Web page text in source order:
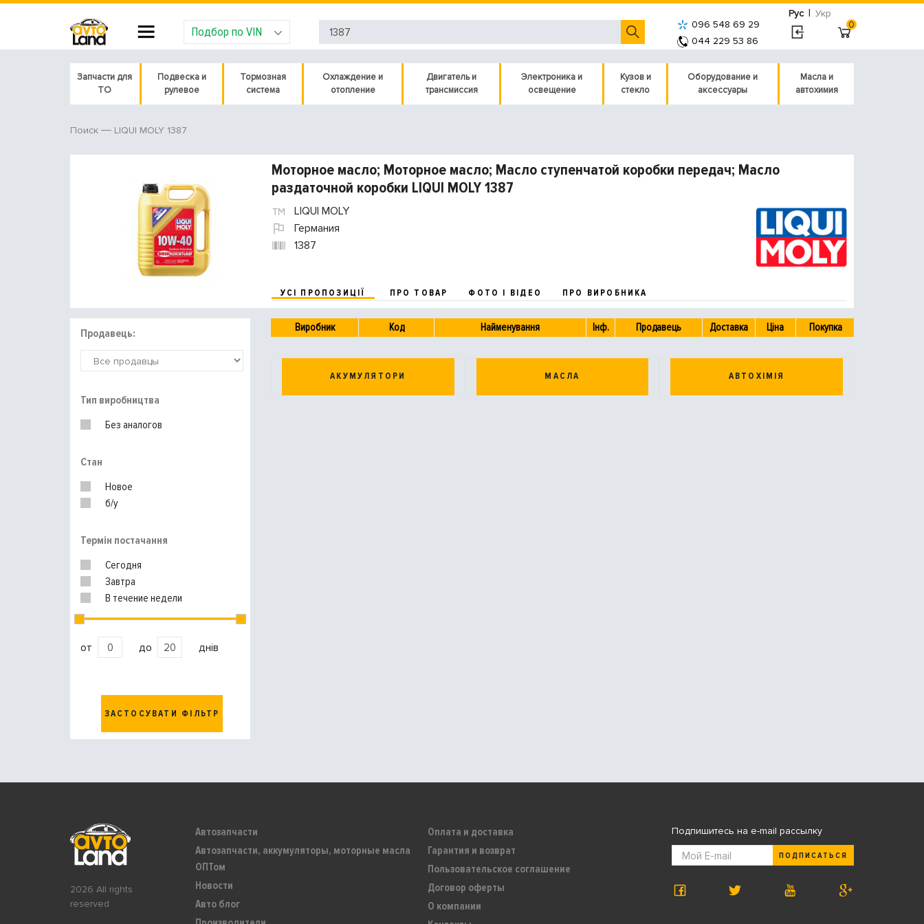
Рус | Укр
Подбор по VIN
096 548 69 29
044 229 53 86
0
Запчасти для
ТО
Подвеска и
рулевое
Тормозная
система
Охлаждение и
отопление
Двигатель и
трансмиссия
Электроника и
освещение
Кузов и
стекло
Оборудование и
аксессуары
Масла и
автохимия
Поиск LIQUI MOLY 1387
Моторное масло; Моторное масло; Масло ступенчатой коробки передач; Масло
раздаточной коробки LIQUI MOLY 1387
LIQUI MOLY
Германия
1387
УСІ ПРОПОЗИЦІЇ ПРО ТОВАР ФОТО І ВІДЕО ПРО ВИРОБНИКА
Продавець:
Тип виробництва
Без аналогов
Стан
Новое
б/у
Термін постачання
Сегодня
Завтра
В течение недели
от до днів
ЗАСТОСУВАТИ ФІЛЬТР
Виробник Код Найменування Інф. Продавець Доставка Ціна Покупка
АКУМУЛЯТОРИ МАСЛА АВТОХІМІЯ
2026 All rights
reserved
Автозапчасти
Автозапчасти, аккумуляторы, моторные масла
ОПТом
Новости
Авто блог
Оплата и доставка
Гарантия и возврат
Пользовательское соглашение
Договор оферты
О компании
Подпишитесь на e-mail рассылку
ПОДПИСАТЬСЯ